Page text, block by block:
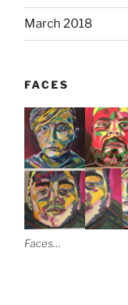
March 2018
FACES
Faces…